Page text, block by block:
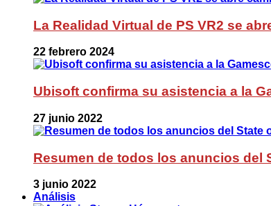
La Realidad Virtual de PS VR2 se
22 febrero 2024
Ubisoft confirma su asistencia a la
27 junio 2022
Resumen de todos los anuncios del
3 junio 2022
Análisis